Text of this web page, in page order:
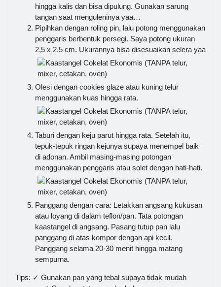
hingga kalis dan bisa dipulung. Gunakan sarung
tangan saat menguleninya yaa…
Pipihkan dengan roling pin, lalu potong menggunakan
penggaris berbentuk persegi. Saya potong ukuran
2,5 x 2,5 cm. Ukurannya bisa disesuaikan selera yaa
Olesi dengan cookies glaze atau kuning telur
menggunakan kuas hingga rata.
Taburi dengan keju parut hingga rata. Setelah itu,
tepuk-tepuk ringan kejunya supaya menempel baik
di adonan. Ambil masing-masing potongan
menggunakan penggaris atau solet dengan hati-hati.
Panggang dengan cara: Letakkan angsang kukusan
atau loyang di dalam teflon/pan. Tata potongan
kaastangel di angsang. Pasang tutup pan lalu
panggang di atas kompor dengan api kecil.
Panggang selama 20-30 menit hingga matang
sempurna.
Tips: ✓ Gunakan pan yang tebal supaya tidak mudah